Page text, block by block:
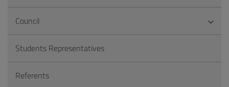
Council
Students Representatives
Referents